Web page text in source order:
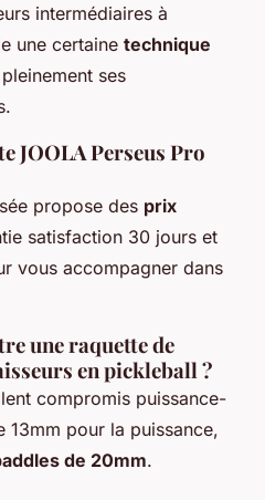
intermédiaires à
une certaine technique
ses
JOOLA Perseus Pro
propose des prix
satisfaction 30 jours et
vous accompagner dans
une raquette de
en pickleball ?
compromis puissance-
13mm pour la puissance,
de 20mm.